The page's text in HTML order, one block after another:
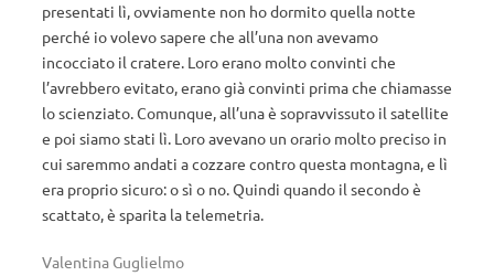
presentati lì, ovviamente non ho dormito quella notte
perché io volevo sapere che all’una non avevamo
incocciato il cratere. Loro erano molto convinti che
l’avrebbero evitato, erano già convinti prima che chiamasse
lo scienziato. Comunque, all’una è sopravvissuto il satellite
e poi siamo stati lì. Loro avevano un orario molto preciso in
cui saremmo andati a cozzare contro questa montagna, e lì
era proprio sicuro: o sì o no. Quindi quando il secondo è
scattato, è sparita la telemetria.
Valentina Guglielmo